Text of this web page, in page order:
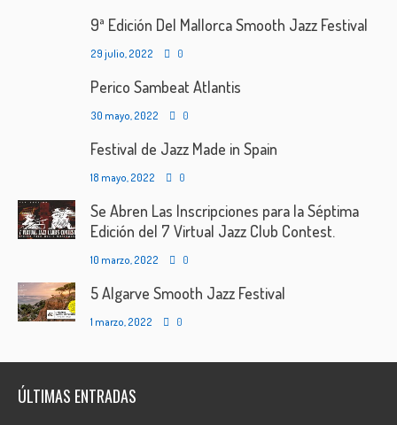
9ª Edición Del Mallorca Smooth Jazz Festival
29 julio, 2022 0
Perico Sambeat Atlantis
30 mayo, 2022 0
Festival de Jazz Made in Spain
18 mayo, 2022 0
Se Abren Las Inscripciones para la Séptima
Edición del 7 Virtual Jazz Club Contest.
10 marzo, 2022 0
5 Algarve Smooth Jazz Festival
1 marzo, 2022 0
ÚLTIMAS ENTRADAS